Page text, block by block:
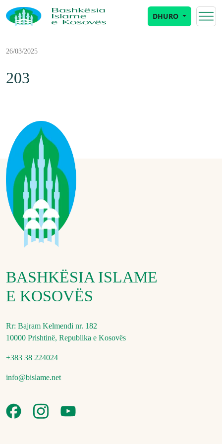
DHURO
26/03/2025
203
BASHKËSIA ISLAME
E KOSOVËS
Rr: Bajram Kelmendi nr. 182
10000 Prishtinë, Republika e Kosovës
+383 38 224024
info@bislame.net